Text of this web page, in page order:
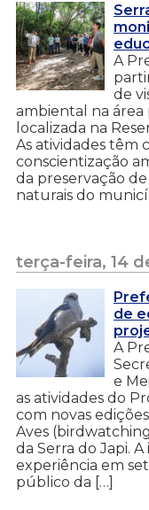
A
de
ambiental na área
localizada na
As atividades têm
conscientização
da preservação
naturais do
terça-feira, 14
de
A
e
as atividades do
com novas
Aves
da Serra do Japi.
experiência em
público da […]